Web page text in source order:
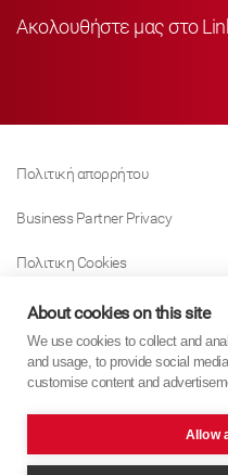
Ακολουθήστε μας στο
Πολιτική απορρήτου
Business Partner Privacy
Πολιτικη Cookies
Modern Slavery Act Policy
Tax Strategy
About cookies on this site
We use cookies to collect and
and usage, to provide social
customise content and
Allow